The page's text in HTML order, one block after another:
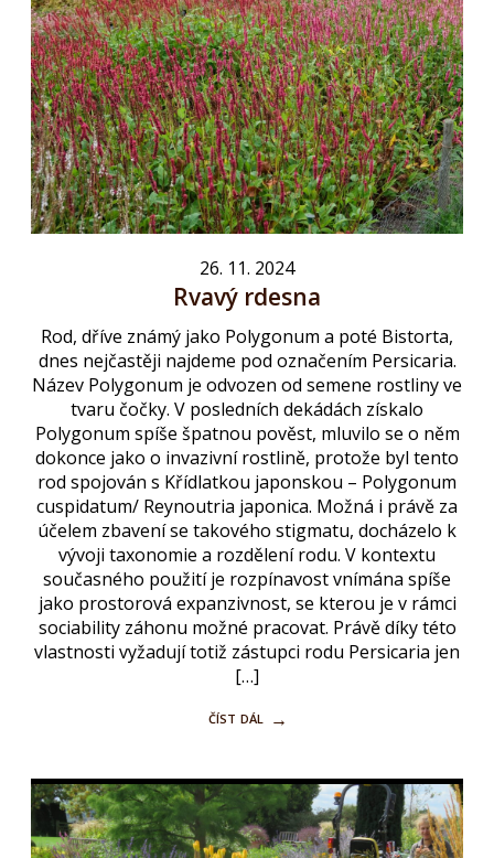
26. 11. 2024
Rvavý rdesna
Rod, dříve známý jako Polygonum a poté Bistorta,
dnes nejčastěji najdeme pod označením Persicaria.
Název Polygonum je odvozen od semene rostliny ve
tvaru čočky. V posledních dekádách získalo
Polygonum spíše špatnou pověst, mluvilo se o něm
dokonce jako o invazivní rostlině, protože byl tento
rod spojován s Křídlatkou japonskou – Polygonum
cuspidatum/ Reynoutria japonica. Možná i právě za
účelem zbavení se takového stigmatu, docházelo k
vývoji taxonomie a rozdělení rodu. V kontextu
současného použití je rozpínavost vnímána spíše
jako prostorová expanzivnost, se kterou je v rámci
sociability záhonu možné pracovat. Právě díky této
vlastnosti vyžadují totiž zástupci rodu Persicaria jen
[…]
číst dál